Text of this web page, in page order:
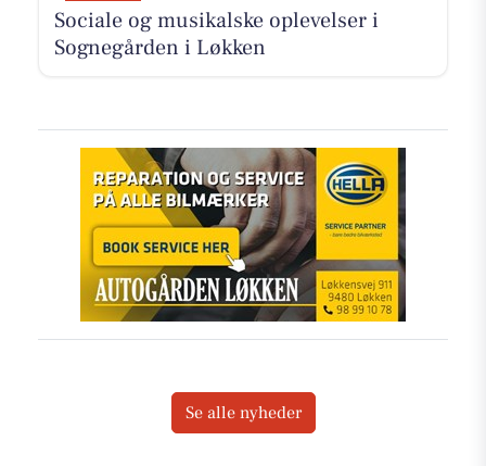
Sociale og musikalske oplevelser i
Sognegården i Løkken
Se alle nyheder